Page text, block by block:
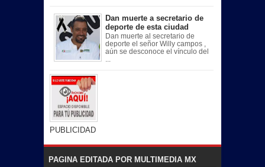
Dan muerte a secretario de
deporte de esta ciudad
Dan muerte al secretario de
deporte el señor Willy campos ,
aún se desconoce el vínculo del
PUBLICIDAD
PAGINA EDITADA POR MULTIMEDIA MX